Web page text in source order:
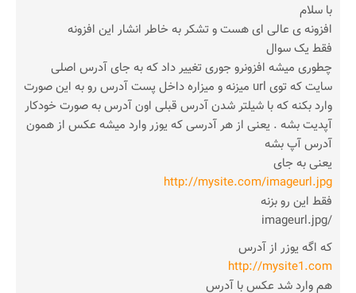
با سلام
افزونه ی عالی ای هست و تشکر به خاطر انشار این افزونه
فقط یک سوال
چطوری میشه افزونرو جوری تغییر داد که به جای آدرس اصلی
سایت که توی url میزنه و میزاره داخل پست آدرس رو به این صورت
وارد بکنه که با شیلتر شدن آدرس قبلی اون آدرس به صورت خودکار
آپدیت بشه . یعنی از هر آدرسی که یوزر وارد میشه عکس از همون
آدرس آپ بشه
یعنی به جای
http://mysite.com/imageurl.jpg
فقط این رو بزنه
/imageurl.jpg
که اگه یوزر از آدرس
http://mysite1.com
هم وارد شد عکس با آدرس